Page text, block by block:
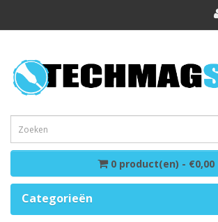
0 product(en) - €0,00
Categorieën